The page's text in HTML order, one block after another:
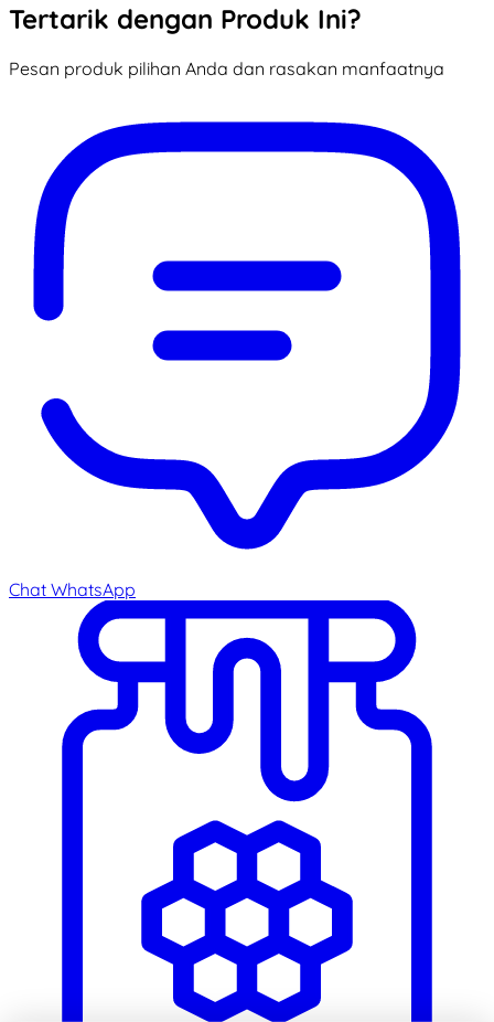
Tertarik dengan Produk Ini?
Pesan produk pilihan Anda dan rasakan manfaatnya
Chat WhatsApp